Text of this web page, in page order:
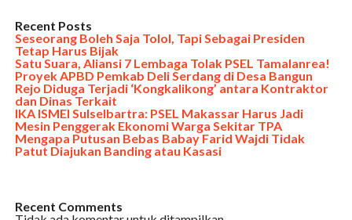
Recent Posts
Seseorang Boleh Saja Tolol, Tapi Sebagai Presiden
Tetap Harus Bijak
Satu Suara, Aliansi 7 Lembaga Tolak PSEL Tamalanrea!
Proyek APBD Pemkab Deli Serdang di Desa Bangun
Rejo Diduga Terjadi ‘Kongkalikong’ antara Kontraktor
dan Dinas Terkait
IKA ISMEI Sulselbartra: PSEL Makassar Harus Jadi
Mesin Penggerak Ekonomi Warga Sekitar TPA
Mengapa Putusan Bebas Babay Farid Wajdi Tidak
Patut Diajukan Banding atau Kasasi
Recent Comments